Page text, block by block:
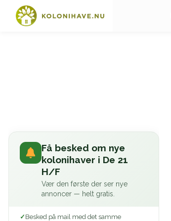
Få besked om nye
kolonihaver i De 21
H/F
Vær den første der ser nye
annoncer — helt gratis.
Besked på mail med det samme